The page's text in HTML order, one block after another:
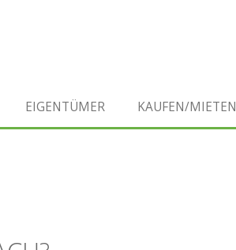
EIGENTÜMER KAUFEN/MIETEN